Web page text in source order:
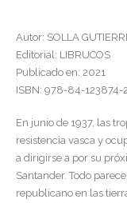
Autor: SOLLA
Editorial: LIBRUCOS
Publicado en: 2021
ISBN: 978-84-123874-
En junio de 1937, las
resistencia vasca y
a dirigirse a por su
Santander. Todo
republicano en las